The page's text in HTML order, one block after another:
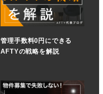
管理手数料0円にできる
AFTYの戦略を解説